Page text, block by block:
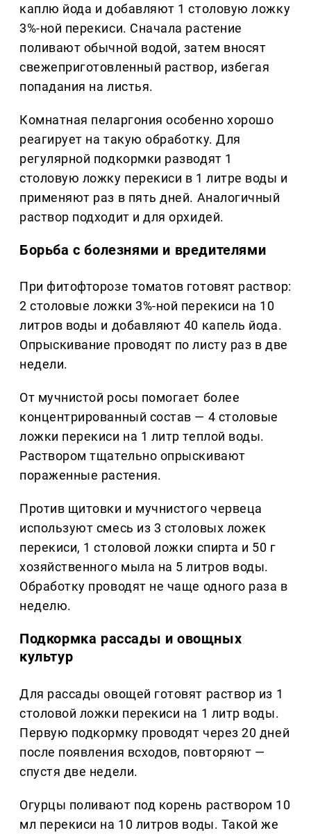
каплю йода и добавляют 1 столовую ложку
3%-ной перекиси. Сначала растение
поливают обычной водой, затем вносят
свежеприготовленный раствор, избегая
попадания на листья.
Комнатная пеларгония особенно хорошо
реагирует на такую обработку. Для
регулярной подкормки разводят 1
столовую ложку перекиси в 1 литре воды и
применяют раз в пять дней. Аналогичный
раствор подходит и для орхидей.
Борьба с болезнями и вредителями
При фитофторозе томатов готовят раствор:
2 столовые ложки 3%-ной перекиси на 10
литров воды и добавляют 40 капель йода.
Опрыскивание проводят по листу раз в две
недели.
От мучнистой росы помогает более
концентрированный состав — 4 столовые
ложки перекиси на 1 литр теплой воды.
Раствором тщательно опрыскивают
пораженные растения.
Против щитовки и мучнистого червеца
используют смесь из 3 столовых ложек
перекиси, 1 столовой ложки спирта и 50 г
хозяйственного мыла на 5 литров воды.
Обработку проводят не чаще одного раза в
неделю.
Подкормка рассады и овощных
культур
Для рассады овощей готовят раствор из 1
столовой ложки перекиси на 1 литр воды.
Первую подкормку проводят через 20 дней
после появления всходов, повторяют —
спустя две недели.
Огурцы поливают под корень раствором 10
мл перекиси на 10 литров воды. Такой же